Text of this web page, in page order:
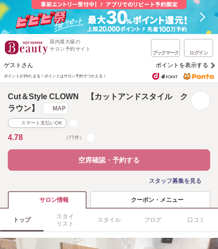
国内最大級の
サロン予約サイト
ブックマーク ログイン
ゲストさん ポイントを表示する
ポイントが1%たまる！ ポイントはサロン予約でつかえる！
Cut＆Style CLOWN 【カットアンドスタイル ク
ラウン】
MAP
スマート支払いOK
4.78 （77件）
空席確認・予約する
スタッフ募集を見る
サロン情報 クーポン・メニュー
トップ
スタイ
リスト
スタイル ブログ 口コミ